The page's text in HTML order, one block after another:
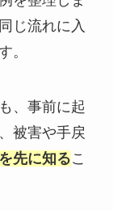
じ流れに入
。
、事前に起
被害や手戻
先に知るこ